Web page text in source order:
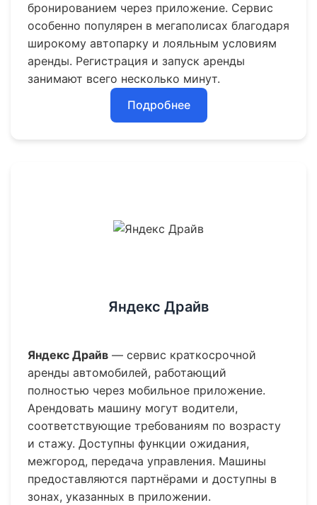
бронированием через приложение. Сервис
особенно популярен в мегаполисах благодаря
широкому автопарку и лояльным условиям
аренды. Регистрация и запуск аренды
занимают всего несколько минут.
Подробнее
Яндекс Драйв
Яндекс Драйв — сервис краткосрочной
аренды автомобилей, работающий
полностью через мобильное приложение.
Арендовать машину могут водители,
соответствующие требованиям по возрасту
и стажу. Доступны функции ожидания,
межгород, передача управления. Машины
предоставляются партнёрами и доступны в
зонах, указанных в приложении.